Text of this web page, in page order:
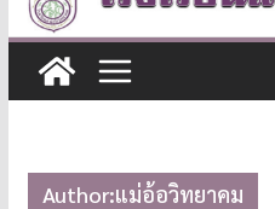
Author:แม่อ้อวิทยาคม